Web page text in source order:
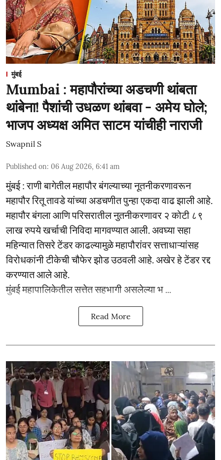
मुंबई
Mumbai : महापौरांच्या अडचणी थांबता
थांबेना! पैशांची उधळण थांबवा - अमेय घोले;
भाजप अध्यक्ष अमित साटम यांचीही नाराजी
Swapnil S
Published on: 06 Aug 2026, 6:41 am
मुंबई : राणी बागेतील महापौर बंगल्याच्या नूतनीकरणावरून
महापौर रितू तावडे यांच्या अडचणीत पुन्हा एकदा वाढ झाली आहे.
महापौर बंगला आणि परिसरातील नुतनीकरणावर २ कोटी ८९
लाख रुपये खर्चाची निविदा मागवण्यात आली. अवघ्या सहा
महिन्यात तिसरे टेंडर काढल्यामुळे महापौरांवर सत्ताधाऱ्यांसह
विरोधकांनी टीकेची चौफेर झोड उठवली आहे. अखेर हे टेंडर रद्द
करण्यात आले आहे.
मुंबई महापालिकेतील सत्तेत सहभागी असलेल्या भ ...
Read More